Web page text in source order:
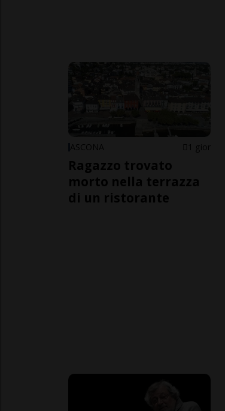
ASCONA 1 gior
Ragazzo trovato
morto nella terrazza
di un ristorante